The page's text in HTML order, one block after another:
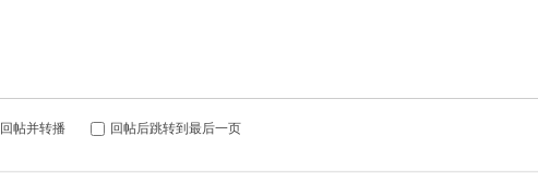
回帖并转播 回帖后跳转到最后一页